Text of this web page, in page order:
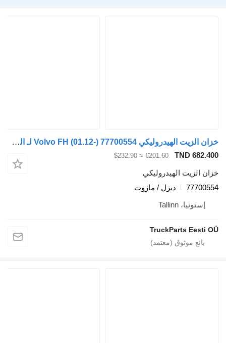
خزان الزيت الهيدروليكي Volvo FH (01.12-) 77700554 لـ السيارات القاطرة Volvo FH, FM, FMX-4 series (2013-)
TND 682.400
€201.60
≈ $232.90
خزان الزيت الهيدروليكي
77700554
ديزل / مازوت
إستونيا، Tallinn
TruckParts Eesti OÜ